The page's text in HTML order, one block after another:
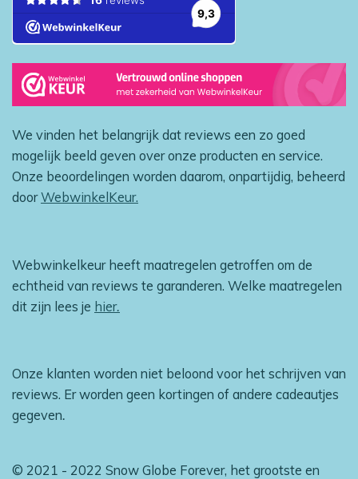
We vinden het belangrijk dat reviews een zo goed
mogelijk beeld geven over onze producten en service.
Onze beoordelingen worden daarom, onpartijdig, beheerd
doorWebwinkelKeur.
Webwinkelkeur heeft maatregelen getroffen om de
echtheid van reviews te garanderen. Welke maatregelen
dit zijn lees je hier.
Onze klanten worden niet beloond voor het schrijven van
reviews. Er worden geen kortingen of andere cadeautjes
gegeven.
© 2021 - 2022 Snow Globe Forever, het grootste en